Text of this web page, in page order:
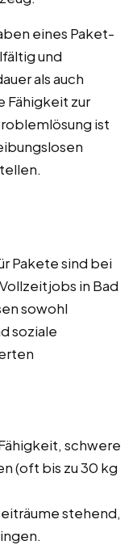
eines Paket-
und
als auch
Fähigkeit zur
ist
Pakete sind bei
in Bad
sowohl
soziale
schwere
(oft bis zu 30 kg
stehend,